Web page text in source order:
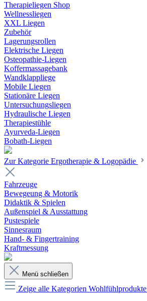
Therapieliegen Shop
Wellnessliegen
XXL Liegen
Zubehör
Lagerungsrollen
Elektrische Liegen
Osteopathie-Liegen
Koffermassagebank
Wandklappliege
Mobile Liegen
Stationäre Liegen
Untersuchungsliegen
Hydraulische Liegen
Therapiestühle
Ayurveda-Liegen
Bobath-Liegen
Zur Kategorie Ergotherapie & Logopädie
Fahrzeuge
Bewegeung & Motorik
Didaktik & Spielen
Außenspiel & Ausstattung
Pustespiele
Sinnesraum
Hand- & Fingertraining
Kraftmessung
Menü schließen
Zeige alle Kategorien Wohlfühlprodukte